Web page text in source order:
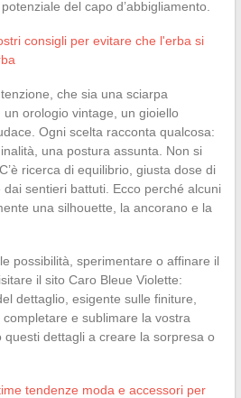
del capo d’abbigliamento.
consigli per evitare che l'erba si
che sia una sciarpa
orologio vintage, un gioiello
Ogni scelta racconta qualcosa:
una postura assunta. Non si
ricerca di equilibrio, giusta dose di
sentieri battuti. Ecco perché alcuni
una silhouette, la ancorano e la
possibilità, sperimentare o affinare il
il sito Caro Bleue Violette:
dettaglio, esigente sulle finiture,
e sublimare la vostra
dettagli a creare la sorpresa o
tendenze moda e accessori per